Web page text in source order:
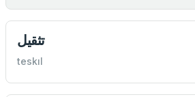
تثقيل
teskıl